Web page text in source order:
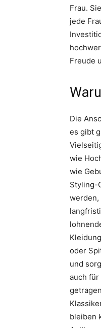
Frau.
jede
Freude
Die
es gibt
wie
wie
Styling-
werden,
oder
und
auch für
bleiben